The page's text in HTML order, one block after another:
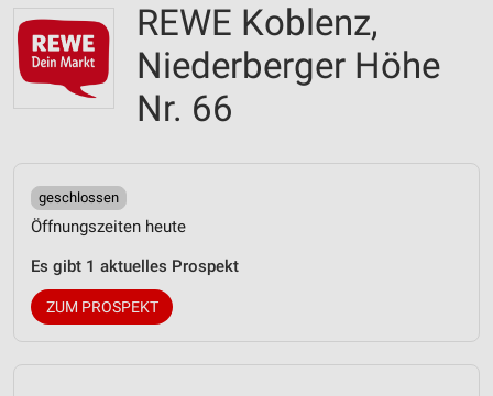
REWE Koblenz,
Niederberger Höhe
Nr. 66
geschlossen
Öffnungszeiten heute
Es gibt 1 aktuelles Prospekt
ZUM PROSPEKT